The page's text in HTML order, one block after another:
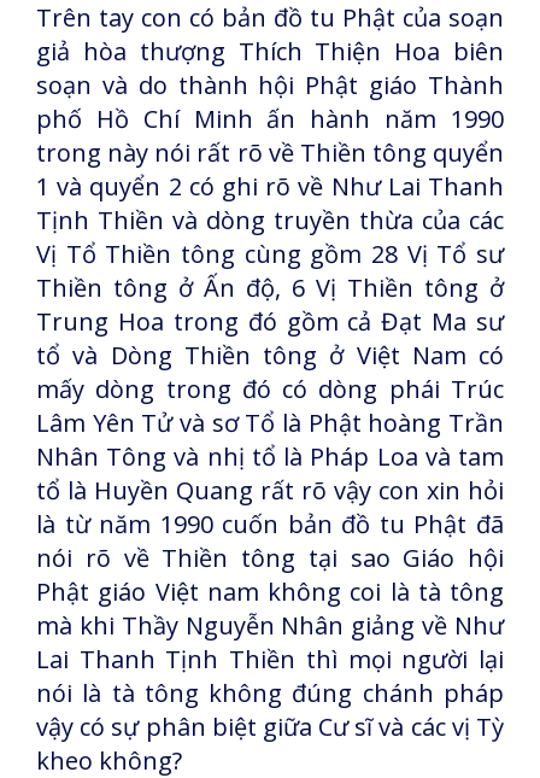
Trên tay con có bản đồ tu Phật của soạn
giả hòa thượng Thích Thiện Hoa biên
soạn và do thành hội Phật giáo Thành
phố Hồ Chí Minh ấn hành năm 1990
trong này nói rất rõ về Thiền tông quyển
1 và quyển 2 có ghi rõ về Như Lai Thanh
Tịnh Thiền và dòng truyền thừa của các
Vị Tổ Thiền tông cùng gồm 28 Vị Tổ sư
Thiền tông ở Ấn độ, 6 Vị Thiền tông ở
Trung Hoa trong đó gồm cả Đạt Ma sư
tổ và Dòng Thiền tông ở Việt Nam có
mấy dòng trong đó có dòng phái Trúc
Lâm Yên Tử và sơ Tổ là Phật hoàng Trần
Nhân Tông và nhị tổ là Pháp Loa và tam
tổ là Huyền Quang rất rõ vậy con xin hỏi
là từ năm 1990 cuốn bản đồ tu Phật đã
nói rõ về Thiền tông tại sao Giáo hội
Phật giáo Việt nam không coi là tà tông
mà khi Thầy Nguyễn Nhân giảng về Như
Lai Thanh Tịnh Thiền thì mọi người lại
nói là tà tông không đúng chánh pháp
vậy có sự phân biệt giữa Cư sĩ và các vị Tỳ
kheo không?